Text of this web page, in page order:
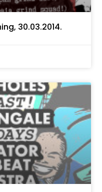
30.03.2014.